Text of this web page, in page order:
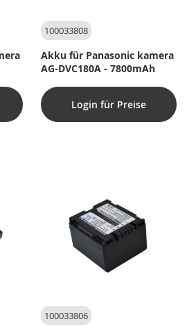
100033808
Akku für Panasonic kamera
AG-DVC180A - 7800mAh
Login für Preise
100033806